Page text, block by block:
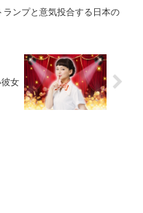
ランプと意気投合する日本の
彼女